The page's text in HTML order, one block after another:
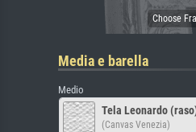
Media e barella
Medio
Tela Leonardo
(Canvas Venezia)